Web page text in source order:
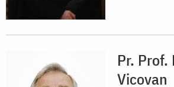
Pr. Prof.
Vicovan